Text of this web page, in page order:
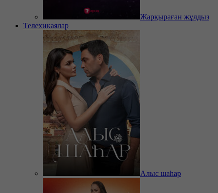
Жарқыраған жұлдыз
Телехикаялар
Алыс шаһар